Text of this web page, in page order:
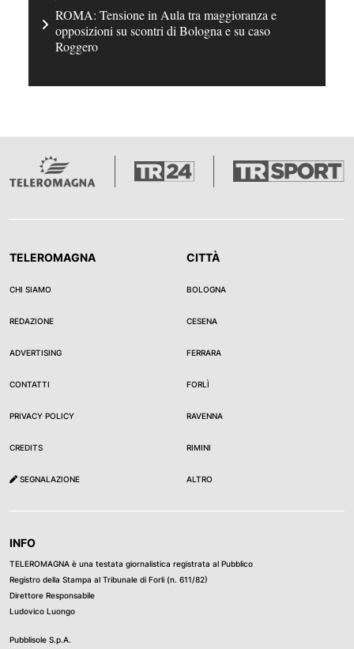
ROMA: Tensione in Aula tra maggioranza e
opposizioni su scontri di Bologna e su caso
Roggero
TELEROMAGNA
CHI SIAMO
REDAZIONE
ADVERTISING
CONTATTI
PRIVACY POLICY
CREDITS
SEGNALAZIONE
CITTÀ
BOLOGNA
CESENA
FERRARA
FORLÌ
RAVENNA
RIMINI
ALTRO
INFO
TELEROMAGNA è una testata giornalistica registrata al Pubblico
Registro della Stampa al Tribunale di Forli (n. 611/82)
Direttore Responsabile
Ludovico Luongo
Pubblisole S.p.A.